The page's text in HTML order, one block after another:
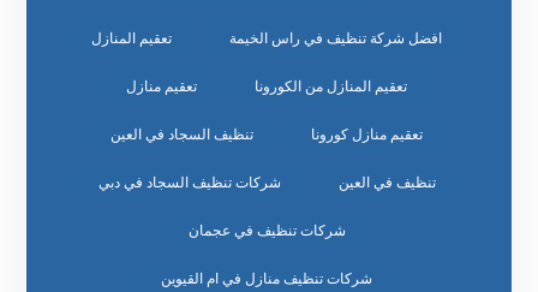
افضل شركة تنظيف في راس الخيمة تعقيم المنازل
تعقيم المنازل من الكورونا تعقيم منازل
تعقيم منازل كورونا تنظيف السجاد في العين
تنظيف في العين شركات تنظيف السجاد في دبي
شركات تنظيف في عجمان
شركات تنظيف منازل في ام القيوين